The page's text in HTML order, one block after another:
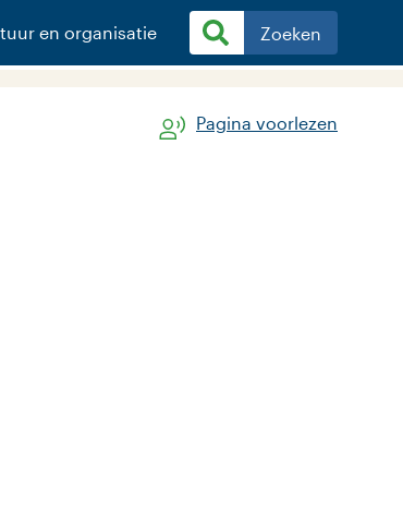
en organisatie Zoeken
Pagina voorlezen